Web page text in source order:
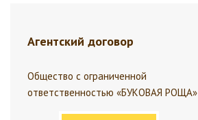
Агентский договор
Общество с ограниченной
ответственностью «БУКОВАЯ РОЩА»